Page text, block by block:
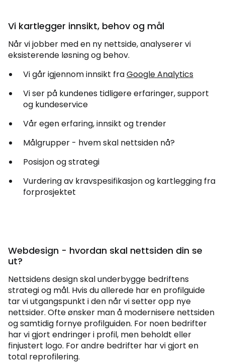
Vi kartlegger innsikt, behov og mål
Når vi jobber med en ny nettside, analyserer vi
eksisterende løsning og behov.
Vi går igjennom innsikt fraGoogle Analytics
Vi ser på kundenes tidligere erfaringer, support
og kundeservice
Vår egen erfaring, innsikt og trender
Målgrupper - hvem skal nettsiden nå?
Posisjon og strategi
Vurdering av kravspesifikasjon og kartlegging fra
forprosjektet
Webdesign - hvordan skal nettsiden din se
ut?
Nettsidens design skal underbygge bedriftens
strategi og mål. Hvis du allerede har en profilguide
tar vi utgangspunkt i den når vi setter opp nye
nettsider. Ofte ønsker man å modernisere nettsiden
og samtidig fornye profilguiden. For noen bedrifter
har vi gjort endringer i profil, men beholdt eller
finjustert logo. For andre bedrifter har vi gjort en
total reprofilering.